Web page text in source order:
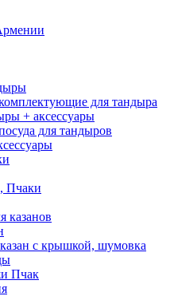
для тандыра
+ аксессуары
для тандыров
Пчаки
казанов
с крышкой, шумовка
Пчак